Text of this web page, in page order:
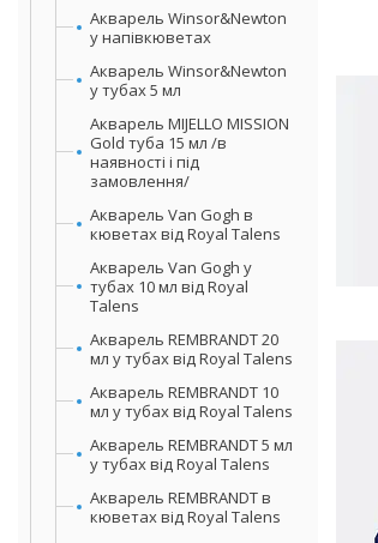
Акварель Winsor&Newton
у напівкюветах
Акварель Winsor&Newton
у тубах 5 мл
Акварель MIJELLO MISSION
Gold туба 15 мл /в
наявності і під
замовлення/
Акварель Van Gogh в
кюветах від Royal Talens
Акварель Van Gogh у
тубах 10 мл від Royal
Talens
Акварель REMBRANDT 20
мл у тубах від Royal Talens
Акварель REMBRANDT 10
мл у тубах від Royal Talens
Акварель REMBRANDT 5 мл
у тубах від Royal Talens
Акварель REMBRANDT в
кюветах від Royal Talens